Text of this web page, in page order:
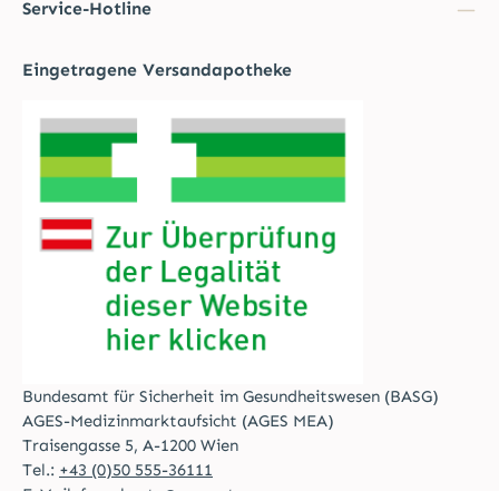
Service-Hotline
Eingetragene Versandapotheke
Bundesamt für Sicherheit im Gesundheitswesen (BASG)
AGES-Medizinmarktaufsicht (AGES MEA)
Traisengasse 5, A-1200 Wien
Tel.: +43 (0)50 555-36111